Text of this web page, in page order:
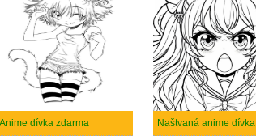
Anime dívka zdarma Naštvaná anime dívka